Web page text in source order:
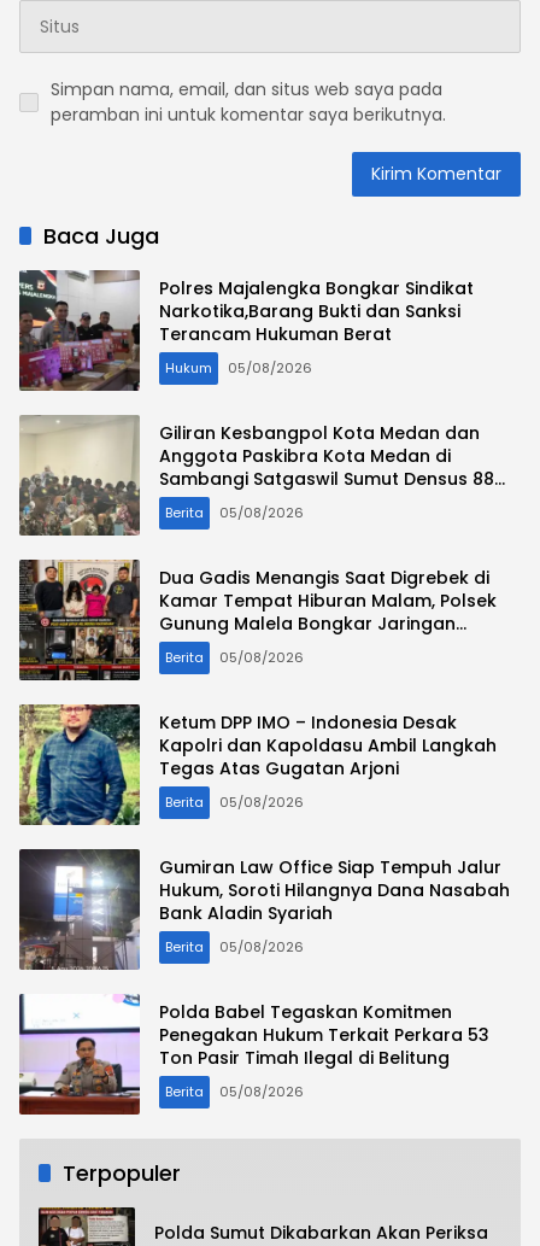
Simpan nama, email, dan situs web saya pada
peramban ini untuk komentar saya berikutnya.
Baca Juga
Polres Majalengka Bongkar Sindikat
Narkotika,Barang Bukti dan Sanksi
Terancam Hukuman Berat
Hukum 05/08/2026
Giliran Kesbangpol Kota Medan dan
Anggota Paskibra Kota Medan di
Sambangi Satgaswil Sumut Densus 88
AT Polri
Berita 05/08/2026
Dua Gadis Menangis Saat Digrebek di
Kamar Tempat Hiburan Malam, Polsek
Gunung Malela Bongkar Jaringan
Pemakai Sabu di Simalungun
Berita 05/08/2026
Ketum DPP IMO – Indonesia Desak
Kapolri dan Kapoldasu Ambil Langkah
Tegas Atas Gugatan Arjoni
Berita 05/08/2026
Gumiran Law Office Siap Tempuh Jalur
Hukum, Soroti Hilangnya Dana Nasabah
Bank Aladin Syariah
Berita 05/08/2026
Polda Babel Tegaskan Komitmen
Penegakan Hukum Terkait Perkara 53
Ton Pasir Timah Ilegal di Belitung
Berita 05/08/2026
Terpopuler
Polda Sumut Dikabarkan Akan Periksa